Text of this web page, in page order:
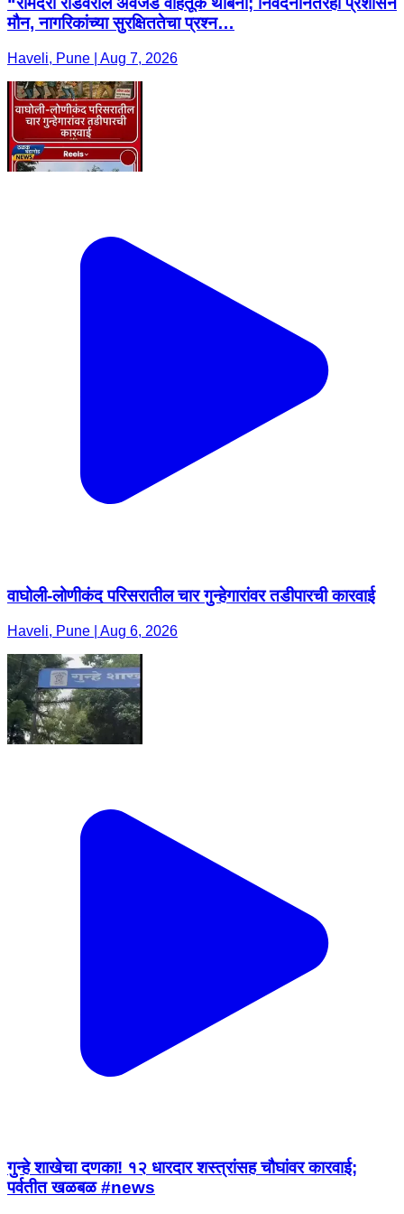
मौन, नागरिकांच्या सुरक्षिततेचा प्रश्न…
Haveli, Pune | Aug 7, 2026
वाघोली-लोणीकंद परिसरातील चार गुन्हेगारांवर तडीपारची कारवाई
Haveli, Pune | Aug 6, 2026
गुन्हे शाखेचा दणका! १२ धारदार शस्त्रांसह चौघांवर कारवाई;
पर्वतीत खळबळ #news